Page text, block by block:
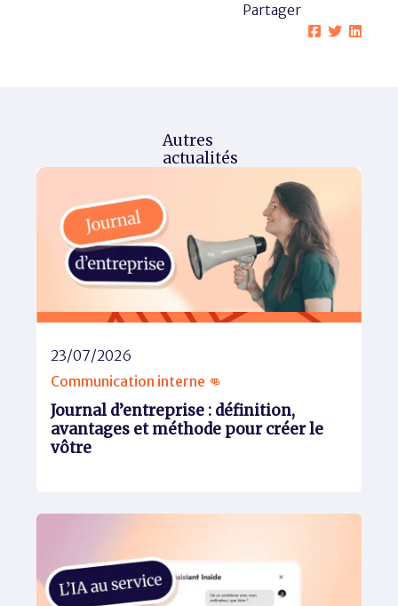
Partager
Autres
actualités
23/07/2026
Communication interne 👊
Journal d’entreprise : définition,
avantages et méthode pour créer le
vôtre